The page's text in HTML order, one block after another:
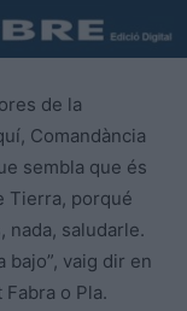
de la
Comandància
sembla que és
Tierra, porqué
nada, saludarle.
bajo”, vaig dir en
o Pla.